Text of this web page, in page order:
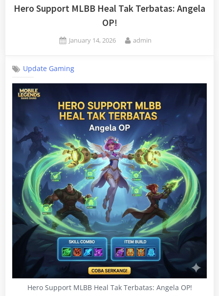
Hero Support MLBB Heal Tak Terbatas: Angela
OP!
Posted
January 14, 2026 By
admin
Update Gaming
Hero Support MLBB Heal Tak Terbatas: Angela OP!